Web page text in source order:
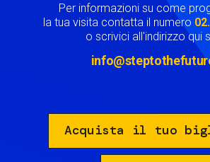
Per informazioni su come
la tua visita contatta il numero
o scrivici all'indirizzo qui
Acquista il tuo